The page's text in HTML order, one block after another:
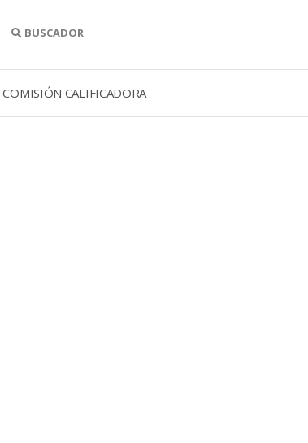
BUSCADOR
COMISIÓN CALIFICADORA